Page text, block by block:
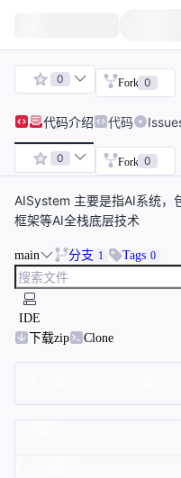
0 Fork 0
代码介绍 代码
0 Fork 0
AISystem 主要是指AI系统，
框架等AI全栈底层技术
main 分支 1 Tags 0
IDE
下载zip
Clone